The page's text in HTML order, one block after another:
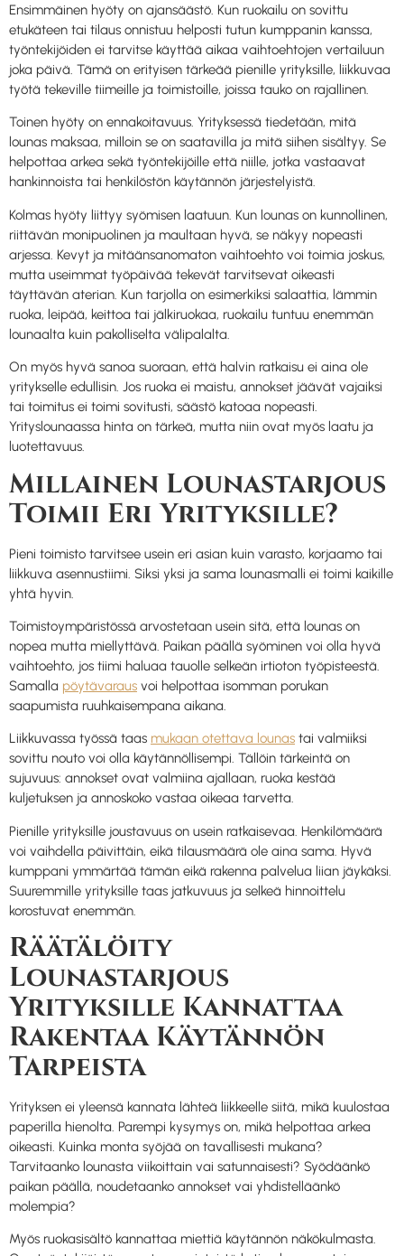
Ensimmäinen hyöty on ajansäästö. Kun ruokailu on sovittu
etukäteen tai tilaus onnistuu helposti tutun kumppanin kanssa,
työntekijöiden ei tarvitse käyttää aikaa vaihtoehtojen vertailuun
joka päivä. Tämä on erityisen tärkeää pienille yrityksille, liikkuvaa
työtä tekeville tiimeille ja toimistoille, joissa tauko on rajallinen.
Toinen hyöty on ennakoitavuus. Yrityksessä tiedetään, mitä
lounas maksaa, milloin se on saatavilla ja mitä siihen sisältyy. Se
helpottaa arkea sekä työntekijöille että niille, jotka vastaavat
hankinnoista tai henkilöstön käytännön järjestelyistä.
Kolmas hyöty liittyy syömisen laatuun. Kun lounas on kunnollinen,
riittävän monipuolinen ja maultaan hyvä, se näkyy nopeasti
arjessa. Kevyt ja mitäänsanomaton vaihtoehto voi toimia joskus,
mutta useimmat työpäivää tekevät tarvitsevat oikeasti
täyttävän aterian. Kun tarjolla on esimerkiksi salaattia, lämmin
ruoka, leipää, keittoa tai jälkiruokaa, ruokailu tuntuu enemmän
lounaalta kuin pakolliselta välipalalta.
On myös hyvä sanoa suoraan, että halvin ratkaisu ei aina ole
yritykselle edullisin. Jos ruoka ei maistu, annokset jäävät vajaiksi
tai toimitus ei toimi sovitusti, säästö katoaa nopeasti.
Yrityslounaassa hinta on tärkeä, mutta niin ovat myös laatu ja
luotettavuus.
Millainen Lounastarjous
Toimii Eri Yrityksille?
Pieni toimisto tarvitsee usein eri asian kuin varasto, korjaamo tai
liikkuva asennustiimi. Siksi yksi ja sama lounasmalli ei toimi kaikille
yhtä hyvin.
Toimistoympäristössä arvostetaan usein sitä, että lounas on
nopea mutta miellyttävä. Paikan päällä syöminen voi olla hyvä
vaihtoehto, jos tiimi haluaa tauolle selkeän irtioton työpisteestä.
Samalla pöytävaraus voi helpottaa isomman porukan
saapumista ruuhkaisempana aikana.
Liikkuvassa työssä taas mukaan otettava lounas tai valmiiksi
sovittu nouto voi olla käytännöllisempi. Tällöin tärkeintä on
sujuvuus: annokset ovat valmiina ajallaan, ruoka kestää
kuljetuksen ja annoskoko vastaa oikeaa tarvetta.
Pienille yrityksille joustavuus on usein ratkaisevaa. Henkilömäärä
voi vaihdella päivittäin, eikä tilausmäärä ole aina sama. Hyvä
kumppani ymmärtää tämän eikä rakenna palvelua liian jäykäksi.
Suuremmille yrityksille taas jatkuvuus ja selkeä hinnoittelu
korostuvat enemmän.
Räätälöity
Lounastarjous
Yrityksille Kannattaa
Rakentaa Käytännön
Tarpeista
Yrityksen ei yleensä kannata lähteä liikkeelle siitä, mikä kuulostaa
paperilla hienolta. Parempi kysymys on, mikä helpottaa arkea
oikeasti. Kuinka monta syöjää on tavallisesti mukana?
Tarvitaanko lounasta viikoittain vai satunnaisesti? Syödäänkö
paikan päällä, noudetaanko annokset vai yhdistelläänkö
molempia?
Myös ruokasisältö kannattaa miettiä käytännön näkökulmasta.